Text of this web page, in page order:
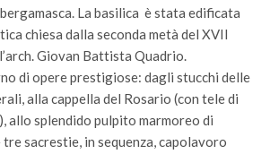
La basilica è stata edificata
chiesa dalla seconda metà del XVII
Giovan Battista Quadrio.
di opere prestigiose: dagli stucchi delle
alla cappella del Rosario (con tele di
allo splendido pulpito marmoreo di
sacrestie, in sequenza, capolavoro